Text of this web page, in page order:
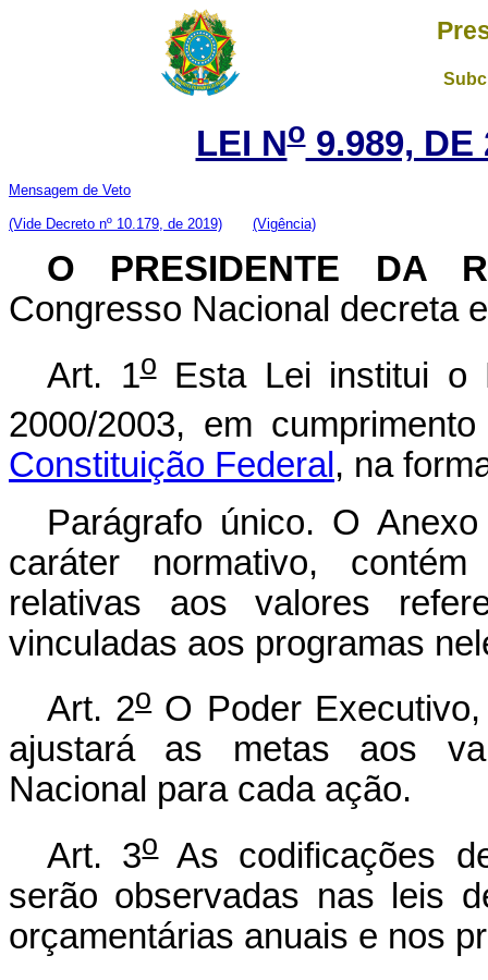
LEI No9.989, DE
Mensagem de Veto
(Vide Decreto nº 10.179, de 2019) (Vigência)
O PRESIDENTE DA
Congresso Nacional decreta
Art. 1o
Esta Lei institui o
2000/2003, em
Constituição Federal, na
Parágrafo único. O
caráter normativo,
relativas aos valores
vinculadas aos programas
Art. 2oO Poder
ajustará as metas aos
Nacional para cada
Art. 3oAs codificações
serão observadas nas leis
orçamentárias anuais e nos